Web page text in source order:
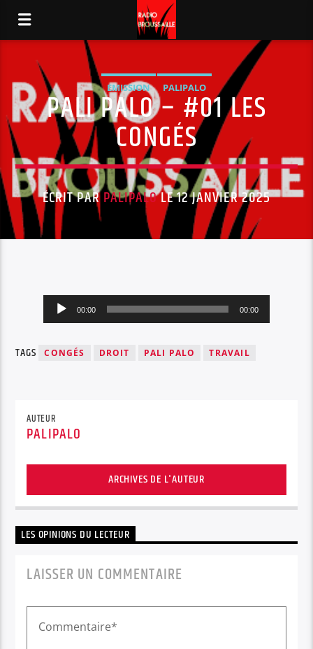
EMISSION PALIPALO
PALI PALO – #01 LES
CONGÉS
ÉCRIT PARPALIPALOLE 12 JANVIER 2025
Lecteur
audio
00:00 00:00
TAGS CONGÉS DROIT PALI PALO TRAVAIL
AUTEUR
PALIPALO
ARCHIVES DE L'AUTEUR
LES OPINIONS DU LECTEUR
LAISSER UN COMMENTAIRE